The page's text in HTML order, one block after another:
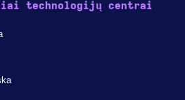
technologijų centrai